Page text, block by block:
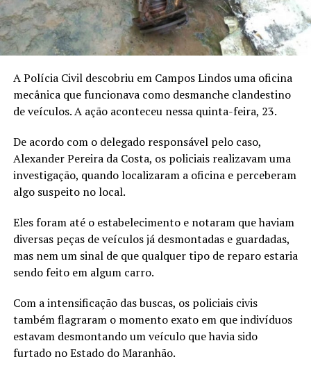
A Polícia Civil descobriu em Campos Lindos uma oficina
mecânica que funcionava como desmanche clandestino
de veículos. A ação aconteceu nessa quinta-feira, 23.
De acordo com o delegado responsável pelo caso,
Alexander Pereira da Costa, os policiais realizavam uma
investigação, quando localizaram a oficina e perceberam
algo suspeito no local.
Eles foram até o estabelecimento e notaram que haviam
diversas peças de veículos já desmontadas e guardadas,
mas nem um sinal de que qualquer tipo de reparo estaria
sendo feito em algum carro.
Com a intensificação das buscas, os policiais civis
também flagraram o momento exato em que indivíduos
estavam desmontando um veículo que havia sido
furtado no Estado do Maranhão.